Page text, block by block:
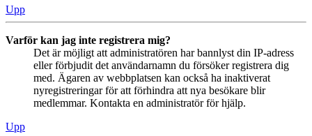
Upp
Varför kan jag inte registrera mig?
Det är möjligt att administratören har bannlyst din IP-adress
eller förbjudit det användarnamn du försöker registrera dig
med. Ägaren av webbplatsen kan också ha inaktiverat
nyregistreringar för att förhindra att nya besökare blir
medlemmar. Kontakta en administratör för hjälp.
Upp